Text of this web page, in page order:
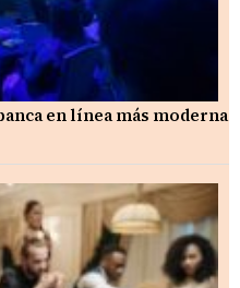
en línea más moderna